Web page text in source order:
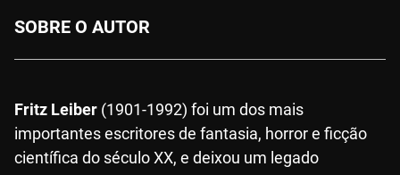
SOBRE O AUTOR
Fritz Leiber (1901-1992) foi um dos mais
importantes escritores de fantasia, horror e ficção
científica do século XX, e deixou um legado